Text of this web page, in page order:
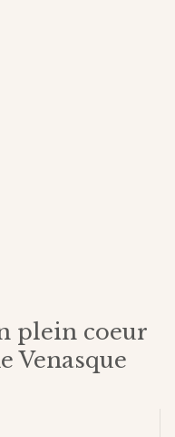
plein coeur
Venasque